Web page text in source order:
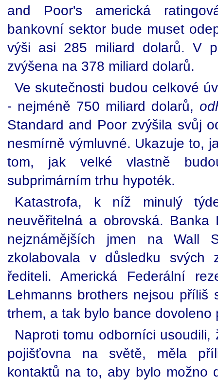
and Poor's americká
bankovní sektor bude muset
výši asi 285 miliard dolarů. V
zvýšena na 378 miliard dolarů.
Ve skutečnosti budou celkové
- nejméně 750 miliard dolarů,
Standard and Poor zvýšila svůj
nesmírně výmluvné. Ukazuje to,
tom, jak velké vlastně
subprimárním trhu hypoték.
Katastrofa, k níž minulý
neuvěřitelná a obrovská.
nejznámějších jmen na Wall
zkolabovala v důsledku
řediteli. Americká Federální
Lehmanns brothers nejsou příliš
trhem, a tak bylo bance dovoleno
Naproti tomu odborníci
pojišťovna na světě, měla
kontaktů na to, aby bylo možno